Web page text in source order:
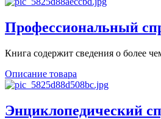
Профессиональный
Книга содержит сведения о более
Описание товара
Энциклопедический